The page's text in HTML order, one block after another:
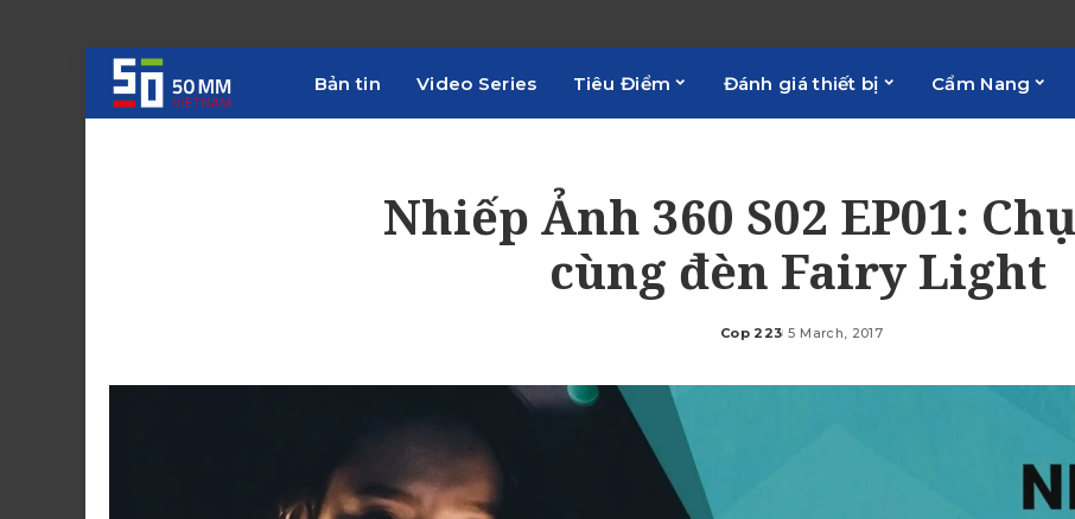
Bản tin Video Series Tiêu Điểm Đánh giá thiết bị Cẩm Nang
Nhiếp Ảnh 360 S02 EP01:
cùng đèn Fairy Light
Posted
Cop 223 5 March, 2017